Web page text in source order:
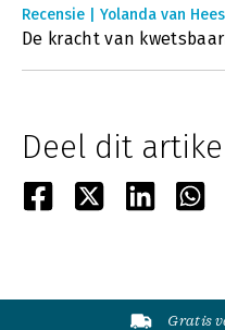
Recensie | Yolanda van
De kracht van
Deel dit
Gratis